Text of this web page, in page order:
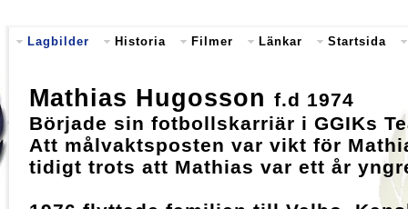
Lagbilder Historia Filmer Länkar Startsida
Mathias Hugosson f.d 1974
Började sin fotbollskarriär i GGIKs
Att målvaktsposten var vikt för
tidigt trots att Mathias var ett år